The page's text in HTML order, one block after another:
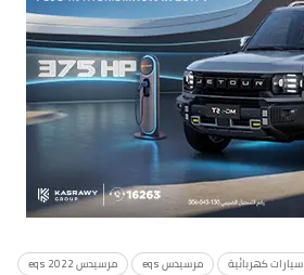
سيارات كهربائية مرسيدس eqs
مرسيدس eqs 2022